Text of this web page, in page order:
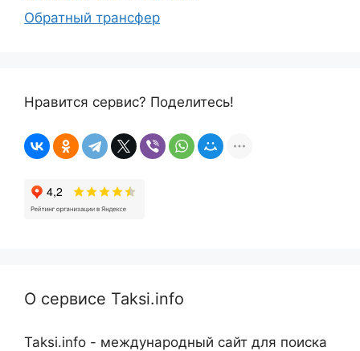
Обратный трансфер
Нравится сервис? Поделитесь!
О сервисе Taksi.info
Taksi.info - международный сайт для поиска